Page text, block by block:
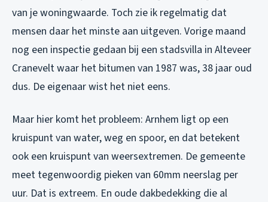
van je woningwaarde. Toch zie ik regelmatig dat
mensen daar het minste aan uitgeven. Vorige maand
nog een inspectie gedaan bij een stadsvilla in Alteveer
Cranevelt waar het bitumen van 1987 was, 38 jaar oud
dus. De eigenaar wist het niet eens.
Maar hier komt het probleem: Arnhem ligt op een
kruispunt van water, weg en spoor, en dat betekent
ook een kruispunt van weersextremen. De gemeente
meet tegenwoordig pieken van 60mm neerslag per
uur. Dat is extreem. En oude dakbedekking die al